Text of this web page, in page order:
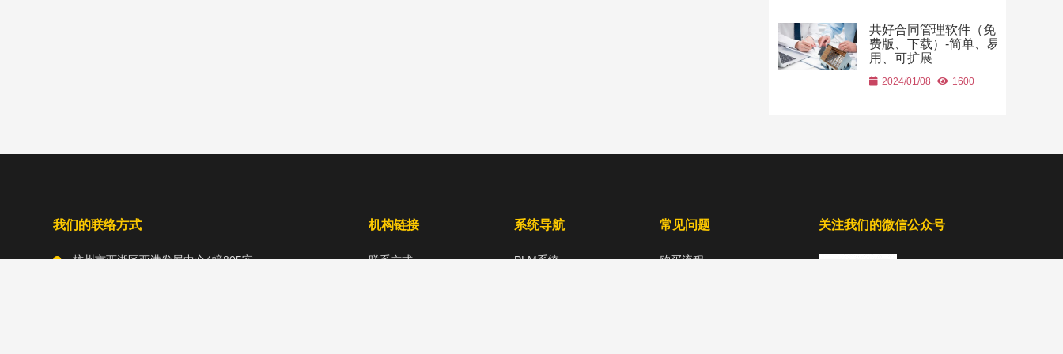
共好合同管理软件（免
费版、下载）-简单、易
用、可扩展
2024/01/08 1600
我们的联络方式
杭州市西湖区西港发展中心4幢805室
机构链接
联系方式
系统导航
PLM系统
常见问题
购买流程
关注我们的微信公众号